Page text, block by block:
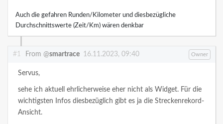
Auch die gefahren Runden/Kilometer und diesbezügliche
Durchschnittswerte (Zeit/Km) wären denkbar
#1 From @smartrace 16.11.2023, 09:40 Owner
Servus,
sehe ich aktuell ehrlicherweise eher nicht als Widget. Für die
wichtigsten Infos diesbezüglich gibt es ja die Streckenrekord-
Ansicht.